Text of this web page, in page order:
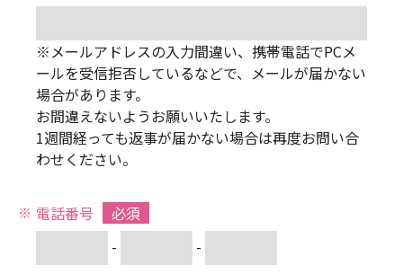
※メールアドレスの入力間違い、携帯電話でPCメ
ールを受信拒否しているなどで、メールが届かない
場合があります。
お間違えないようお願いいたします。
1週間経っても返事が届かない場合は再度お問い合
わせください。
電話番号
必須
-
-